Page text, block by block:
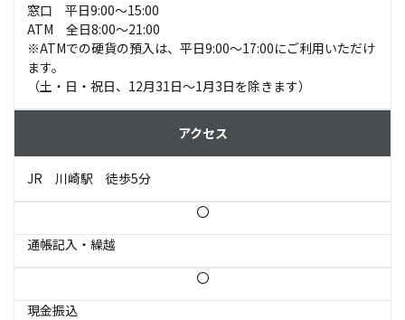
窓口 平日9:00～15:00
ATM 全日8:00～21:00
※ATMでの硬貨の預入は、平日9:00～17:00にご利用いただけ
ます。
（土・日・祝日、12月31日～1月3日を除きます）
JR 川崎駅 徒歩5分
〇
通帳記入・繰越
〇
現金振込